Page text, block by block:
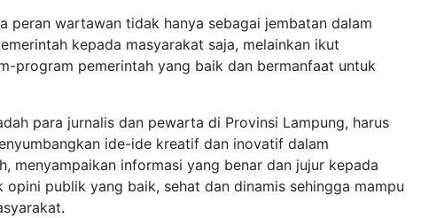
peran wartawan tidak hanya sebagai jembatan dalam
kepada masyarakat saja, melainkan ikut
program pemerintah yang baik dan bermanfaat untuk
para jurnalis dan pewarta di Provinsi Lampung, harus
ide-ide kreatif dan inovatif dalam
menyampaikan informasi yang benar dan jujur kepada
publik yang baik, sehat dan dinamis sehingga mampu